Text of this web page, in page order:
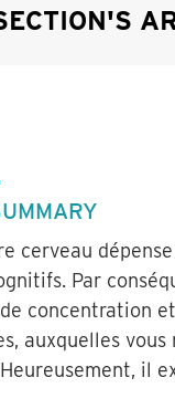
cerveau
Par
concentration
auxquelles
il